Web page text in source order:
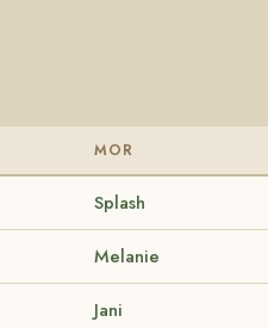
MOR
Splash
Melanie
Jani